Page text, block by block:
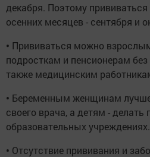
декабря. Поэтому
осенних месяцев - сентября и
• Прививаться можно
подросткам и пенсионерам
также медицинским
• Беременным женщинам лучше
своего врача, а детям - делать
образовательных учреждениях.
• Отсутствие прививания и